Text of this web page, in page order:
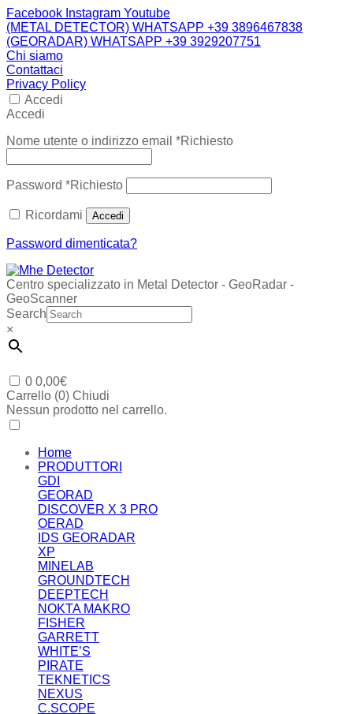
Facebook Instagram Youtube
(METAL DETECTOR) WHATSAPP +39 3896467838
(GEORADAR) WHATSAPP +39 3929207751
Chi siamo
Contattaci
Privacy Policy
Accedi
Accedi
Nome utente o indirizzo email *Richiesto
Password *Richiesto
Ricordami Accedi
Password dimenticata?
Centro specializzato in Metal Detector - GeoRadar -
GeoScanner
Search
×
0 0,00€
Carrello (0) Chiudi
Nessun prodotto nel carrello.
Home
PRODUTTORI
GDI
GEORAD
DISCOVER X 3 PRO
OERAD
IDS GEORADAR
XP
MINELAB
GROUNDTECH
DEEPTECH
NOKTA MAKRO
FISHER
GARRETT
WHITE’S
PIRATE
TEKNETICS
NEXUS
C.SCOPE